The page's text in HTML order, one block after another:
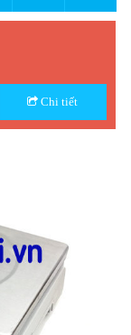
Chi tiết